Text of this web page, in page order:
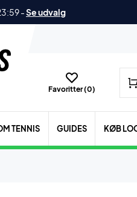
-Se udvalg
Favoritter (0)
TENNIS GUIDES KØB